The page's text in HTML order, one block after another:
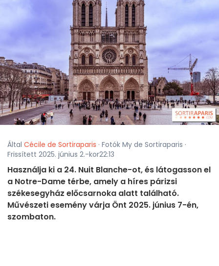
Által Cécile de Sortiraparis · Fotók My de Sortiraparis ·
Frissített 2025. június 2.-kor22:13
Használja ki a 24. Nuit Blanche-ot, és látogasson el
a Notre-Dame térbe, amely a híres párizsi
székesegyház előcsarnoka alatt található.
Művészeti esemény várja Önt 2025. június 7-én,
szombaton.